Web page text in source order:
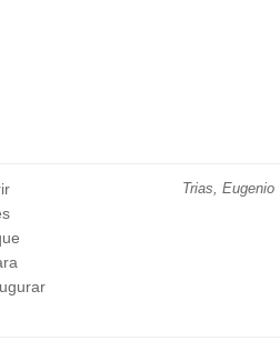
Trias, Eugenio